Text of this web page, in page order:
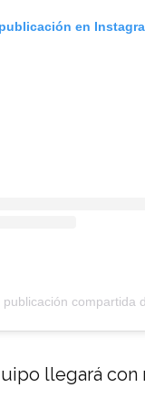
en
publicación compartida
llegará con